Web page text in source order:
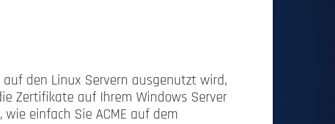
den Linux Servern ausgenutzt wird,
Zertifikate auf Ihrem Windows Server
einfach Sie ACME auf dem